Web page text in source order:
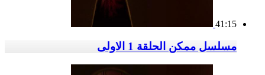
41:15
مسلسل ممكن الحلقة 1 الاولى